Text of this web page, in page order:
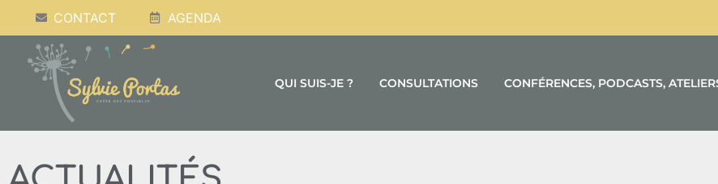
CONTACT AGENDA
QUI SUIS-JE ? CONSULTATIONS CONFÉRENCES, PODCASTS,